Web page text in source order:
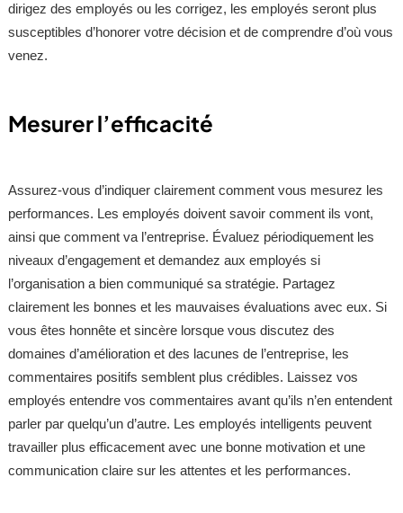
dirigez des employés ou les corrigez, les employés seront plus
susceptibles d’honorer votre décision et de comprendre d’où vous
venez.
Mesurer l’efficacité
Assurez-vous d’indiquer clairement comment vous mesurez les
performances. Les employés doivent savoir comment ils vont,
ainsi que comment va l’entreprise. Évaluez périodiquement les
niveaux d’engagement et demandez aux employés si
l’organisation a bien communiqué sa stratégie. Partagez
clairement les bonnes et les mauvaises évaluations avec eux. Si
vous êtes honnête et sincère lorsque vous discutez des
domaines d’amélioration et des lacunes de l’entreprise, les
commentaires positifs semblent plus crédibles. Laissez vos
employés entendre vos commentaires avant qu’ils n’en entendent
parler par quelqu’un d’autre. Les employés intelligents peuvent
travailler plus efficacement avec une bonne motivation et une
communication claire sur les attentes et les performances.